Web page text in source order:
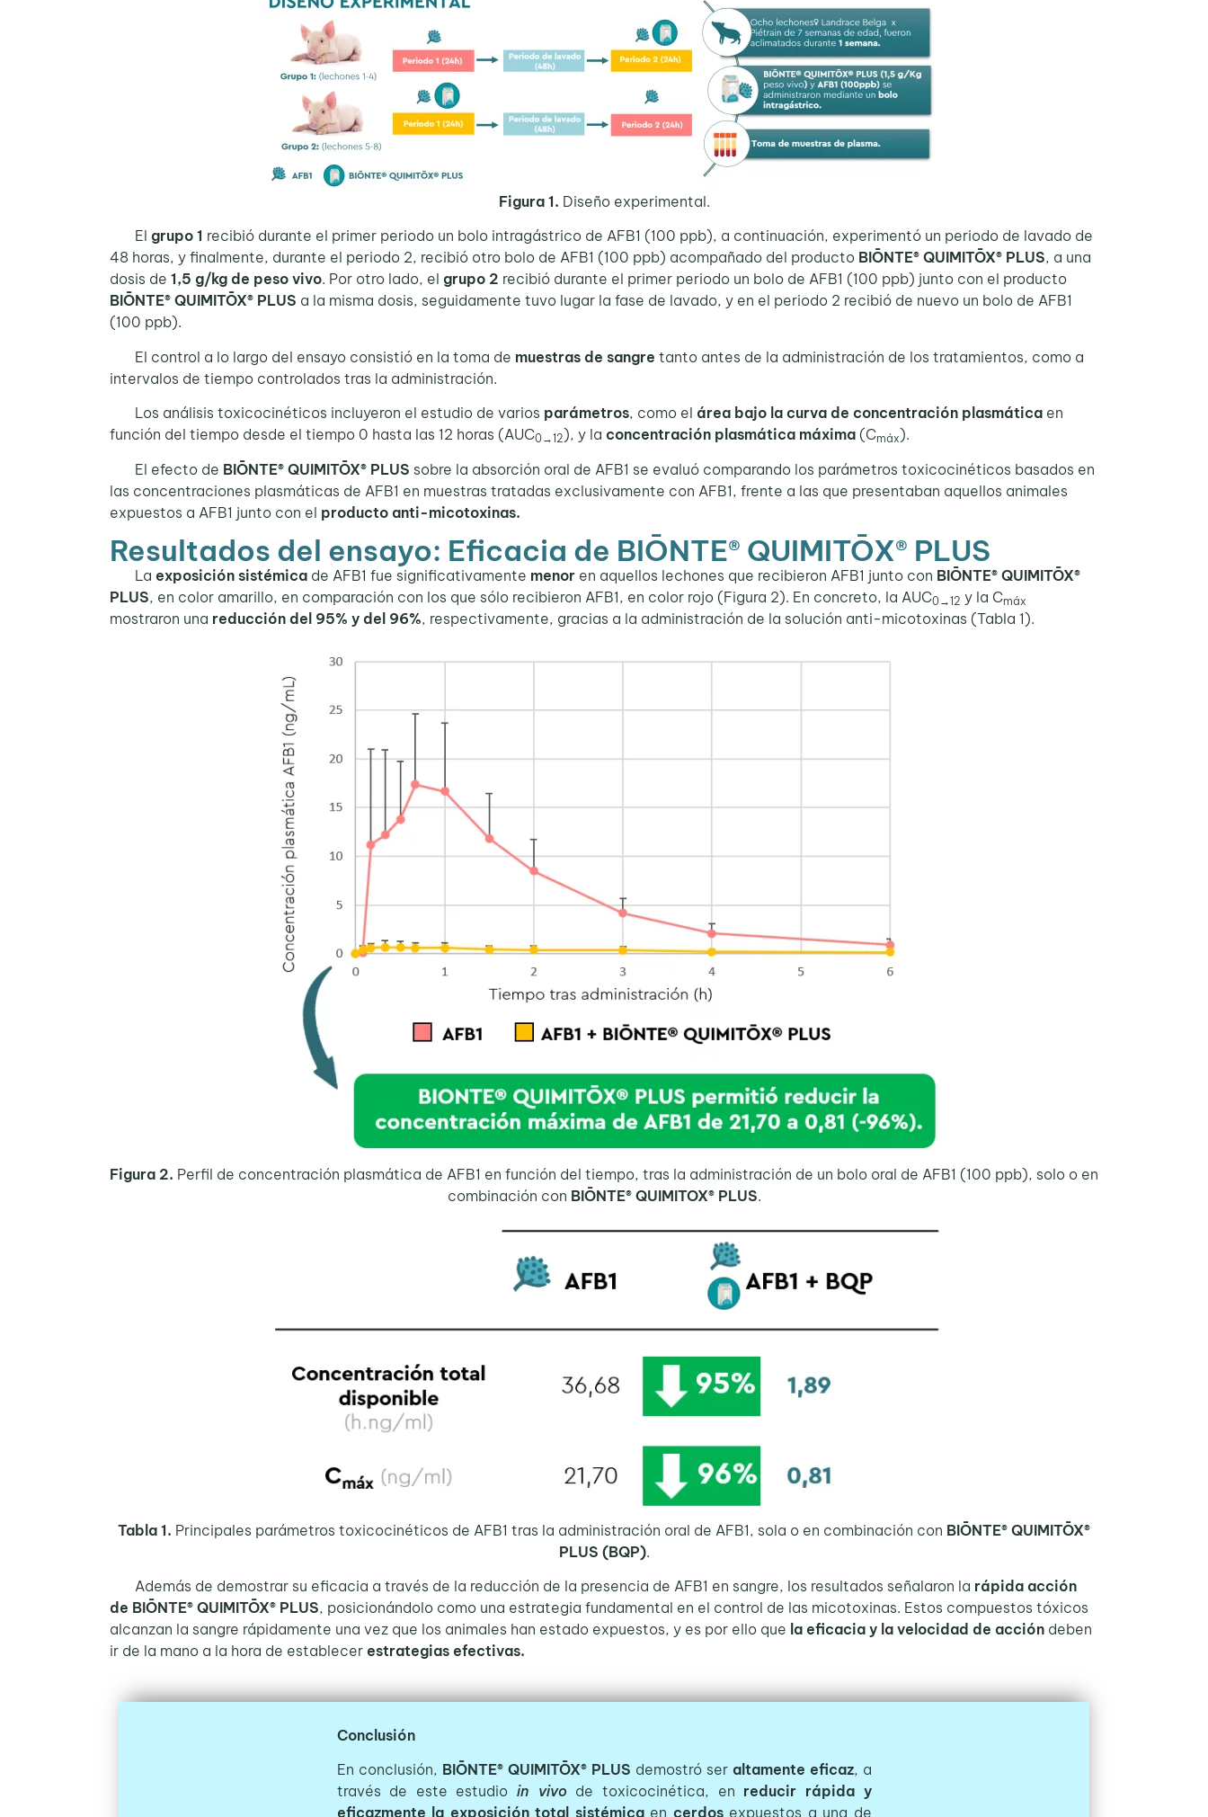
Figura 1. Diseño experimental.
El grupo 1 recibió durante el primer periodo un bolo intragástrico de AFB1 (100 ppb), a continuación, experimentó un periodo de lavado de
48 horas, y finalmente, durante el periodo 2, recibió otro bolo de AFB1 (100 ppb) acompañado del producto BIŌNTE® QUIMITŌX® PLUS, a una
dosis de 1,5 g/kg de peso vivo. Por otro lado, el grupo 2 recibió durante el primer periodo un bolo de AFB1 (100 ppb) junto con el producto
BIŌNTE® QUIMITŌX® PLUS a la misma dosis, seguidamente tuvo lugar la fase de lavado, y en el periodo 2 recibió de nuevo un bolo de AFB1
(100 ppb).
El control a lo largo del ensayo consistió en la toma de muestras de sangre tanto antes de la administración de los tratamientos, como a
intervalos de tiempo controlados tras la administración.
Los análisis toxicocinéticos incluyeron el estudio de varios parámetros, como el área bajo la curva de concentración plasmática en
función del tiempo desde el tiempo 0 hasta las 12 horas (AUC0→12), y la concentración plasmática máxima (Cmáx).
El efecto de BIŌNTE® QUIMITŌX® PLUS sobre la absorción oral de AFB1 se evaluó comparando los parámetros toxicocinéticos basados en
las concentraciones plasmáticas de AFB1 en muestras tratadas exclusivamente con AFB1, frente a las que presentaban aquellos animales
expuestos a AFB1 junto con el producto anti-micotoxinas.
Resultados del ensayo: Eficacia de BIŌNTE® QUIMITŌX® PLUS
La exposición sistémica de AFB1 fue significativamente menor en aquellos lechones que recibieron AFB1 junto con BIŌNTE® QUIMITŌX®
PLUS, en color amarillo, en comparación con los que sólo recibieron AFB1, en color rojo (Figura 2). En concreto, la AUC0→12 y la Cmáx
mostraron una reducción del 95% y del 96%, respectivamente, gracias a la administración de la solución anti-micotoxinas (Tabla 1).
Figura 2. Perfil de concentración plasmática de AFB1 en función del tiempo, tras la administración de un bolo oral de AFB1 (100 ppb), solo o en
combinación con BIŌNTE® QUIMITOX® PLUS.
Tabla 1. Principales parámetros toxicocinéticos de AFB1 tras la administración oral de AFB1, sola o en combinación con BIŌNTE® QUIMITŌX®
PLUS (BQP).
Además de demostrar su eficacia a través de la reducción de la presencia de AFB1 en sangre, los resultados señalaron la rápida acción
de BIŌNTE® QUIMITŌX® PLUS, posicionándolo como una estrategia fundamental en el control de las micotoxinas. Estos compuestos tóxicos
alcanzan la sangre rápidamente una vez que los animales han estado expuestos, y es por ello que la eficacia y la velocidad de acción deben
ir de la mano a la hora de establecer estrategias efectivas.
Conclusión
En conclusión, BIŌNTE® QUIMITŌX® PLUS demostró ser altamente eficaz, a
través de este estudioin vivo de toxicocinética, en reducir rápida y
eficazmente la exposición total sistémicaen cerdos expuestos a una de